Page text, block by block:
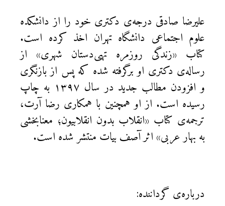
علیرضا صادقی درجه‌ی دکتری خود را از دانشکده
علوم اجتماعی دانشگاه تهران اخذ کرده است.
کتاب «زندگی روزمره تهی‌دستان شهری» از
رساله‌ی دکتری او برگرفته شده که پس از بازنگری
و افزودن مطالب جدید در سال ۱۳۹۷ به چاپ
رسیده است. از او همچنین با همکاری رضا آرت،
ترجمه‌ی کتاب «انقلاب بدون انقلابیون؛ معنابخشی
به بهار عربی» اثر آصف بیات منتشر شده است.
درباره‌ی گرداننده: